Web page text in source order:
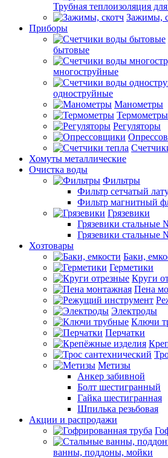
Трубная теплоизоляция
Зажимы,
Приборы
бытовые
многоструйные
одноструйные
Манометры
Термометры
Регуляторы
Хомуты металлические
Очистка воды
Фильтры
Фильтр сетчатый
Фильтр магнитный
Грязевики
Грязевики стальные
Грязевики стальные
Хозтовары
Баки,
Герметики
Круги
Пена
Электроды
Ключи
Перчатки
Метизы
Анкер забивной
Болт шестигранный
Гайка шестигранная
Шпилька резьбовая
Акции и распродажи
ванны, поддоны, мойки